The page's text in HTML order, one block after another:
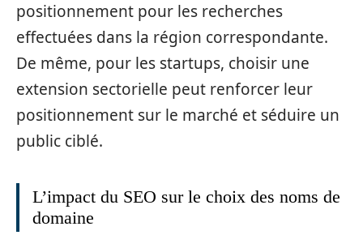
positionnement pour les recherches
effectuées dans la région correspondante.
De même, pour les startups, choisir une
extension sectorielle peut renforcer leur
positionnement sur le marché et séduire un
public ciblé.
L’impact du SEO sur le choix des noms de
domaine